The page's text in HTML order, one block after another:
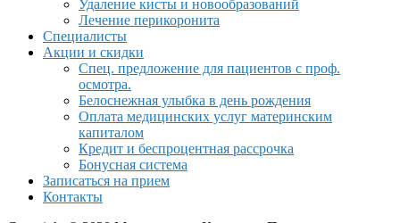
Удаление кисты и новообразований
Лечение перикоронита
Специалисты
Акции и скидки
Спец. предложение для пациентов с проф.
осмотра.
Белоснежная улыбка в день рождения
Оплата медицинских услуг материнским
капиталом
Кредит и беспроцентная рассрочка
Бонусная система
Записаться на прием
Контакты